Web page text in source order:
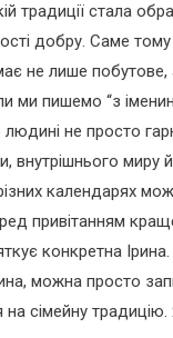
традиції стала
добру. Саме
не лише побутове,
ми пишемо “з
не просто
внутрішнього миру й
календарях
привітанням
конкретна
можна просто
на сімейну